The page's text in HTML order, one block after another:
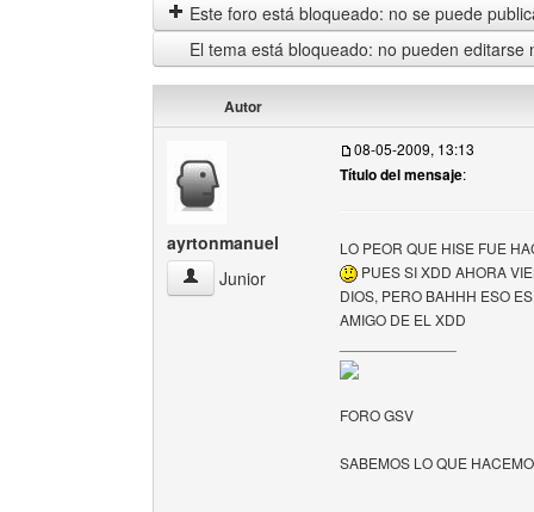
Este foro está bloqueado: no se puede
El tema está bloqueado: no pueden editarse
Autor
ayrtonmanuel
ayrtonmanuel Ver perfil del usuario
Junior
08-05-2009, 13:13
Título del mensaje:
LO PEOR QUE HISE FUE
PUES SI XDD AHORA
DIOS, PERO BAHHH ESO
AMIGO DE EL XDD
FORO GSV
SABEMOS LO QUE